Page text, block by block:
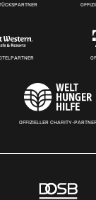
OFFIZIELLER CHARITY-